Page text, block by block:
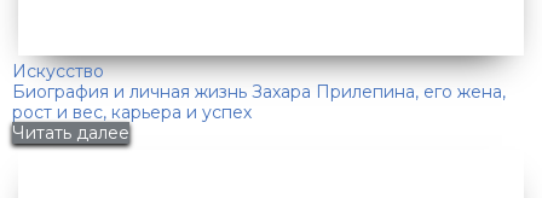
Искусство
Биография и личная жизнь Захара Прилепина, его жена,
рост и вес, карьера и успех
Читать далее